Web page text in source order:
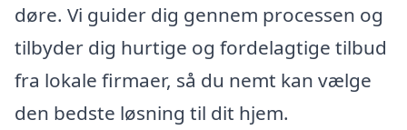
døre. Vi guider dig gennem processen og
tilbyder dig hurtige og fordelagtige tilbud
fra lokale firmaer, så du nemt kan vælge
den bedste løsning til dit hjem.